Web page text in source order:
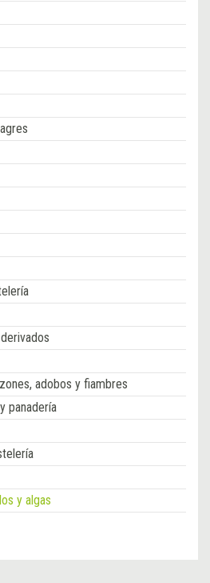
adobos y fiambres
panadería
y algas